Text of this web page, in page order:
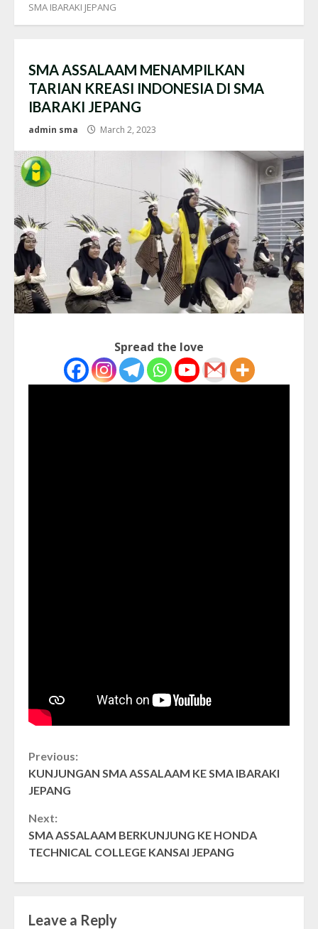
SMA IBARAKI JEPANG
SMA ASSALAAM MENAMPILKAN
TARIAN KREASI INDONESIA DI SMA
IBARAKI JEPANG
admin sma March 2, 2023
Spread the love
Continue
Reading
Previous:
KUNJUNGAN SMA ASSALAAM KE SMA IBARAKI
JEPANG
Next:
SMA ASSALAAM BERKUNJUNG KE HONDA
TECHNICAL COLLEGE KANSAI JEPANG
Leave a Reply